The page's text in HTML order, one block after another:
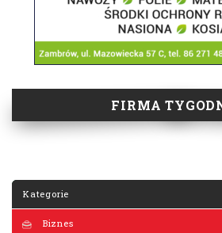
FIRMA
Kategorie
Biznes